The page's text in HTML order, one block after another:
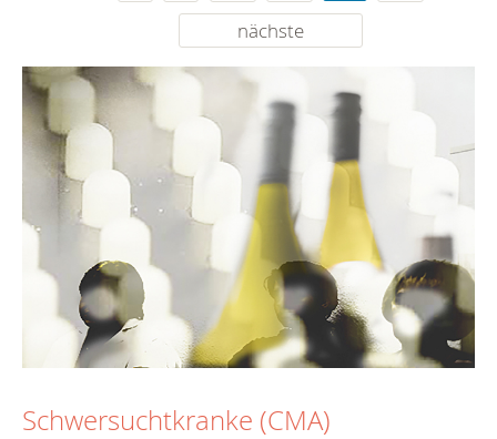
nächste
Schwersuchtkranke (CMA)